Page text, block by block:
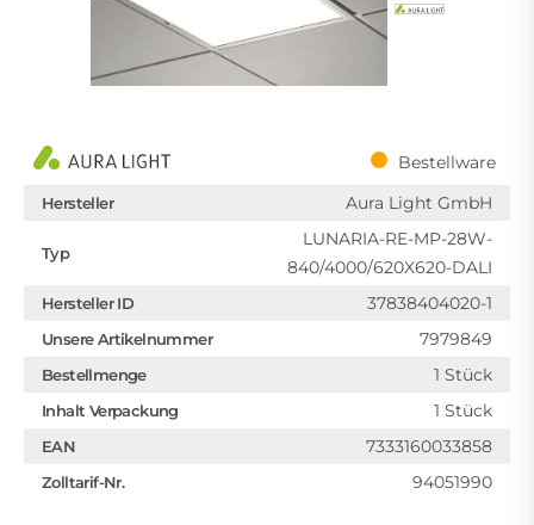
Bestellware
Hersteller Aura Light GmbH
Typ
LUNARIA-RE-MP-28W-
840/4000/620X620-DALI
Hersteller ID 37838404020-1
Unsere Artikelnummer 7979849
Bestellmenge 1 Stück
Inhalt Verpackung 1 Stück
EAN 7333160033858
Zolltarif-Nr. 94051990